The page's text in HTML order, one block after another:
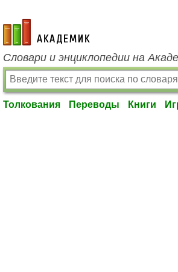
academic.ru
Словари и энциклопедии на
Толкования Переводы Книги